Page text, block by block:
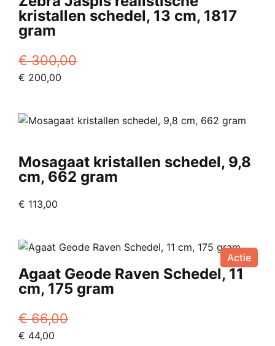
kristallen schedel, 13 cm, 1817
gram
€300,00
Oorspronkelijke
€ 300,00.
€ 200,00
€ 200,00.
Mosagaat kristallen schedel, 9,8
cm, 662 gram
€ 113,00
Actie
Agaat Geode Raven Schedel, 11
cm, 175 gram
€66,00
Oorspronkelijke
€ 44,00